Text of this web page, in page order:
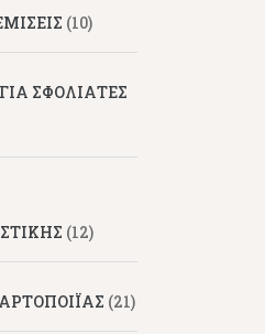
(10)
ΣΦΟΛΙΑΤΕΣ
(12)
(21)